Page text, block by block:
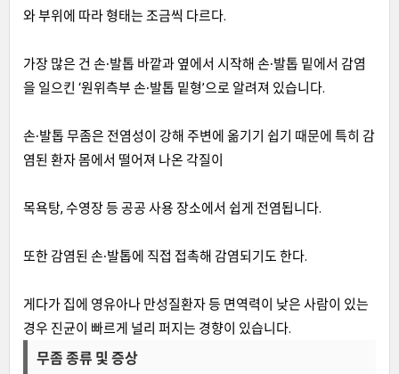
와 부위에 따라 형태는 조금씩 다르다.
가장 많은 건 손∙발톱 바깥과 옆에서 시작해 손∙발톱 밑에서 감염
을 일으킨 ‘원위측부 손∙발톱 밑형’으로 알려져 있습니다.
손∙발톱 무좀은 전염성이 강해 주변에 옮기기 쉽기 때문에 특히 감
염된 환자 몸에서 떨어져 나온 각질이
목욕탕, 수영장 등 공공 사용 장소에서 쉽게 전염됩니다.
또한 감염된 손∙발톱에 직접 접촉해 감염되기도 한다.
게다가 집에 영유아나 만성질환자 등 면역력이 낮은 사람이 있는
경우 진균이 빠르게 널리 퍼지는 경향이 있습니다.
무좀 종류 및 증상